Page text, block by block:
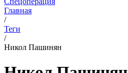
Главная
/
Теги
/
Никол Пашинян